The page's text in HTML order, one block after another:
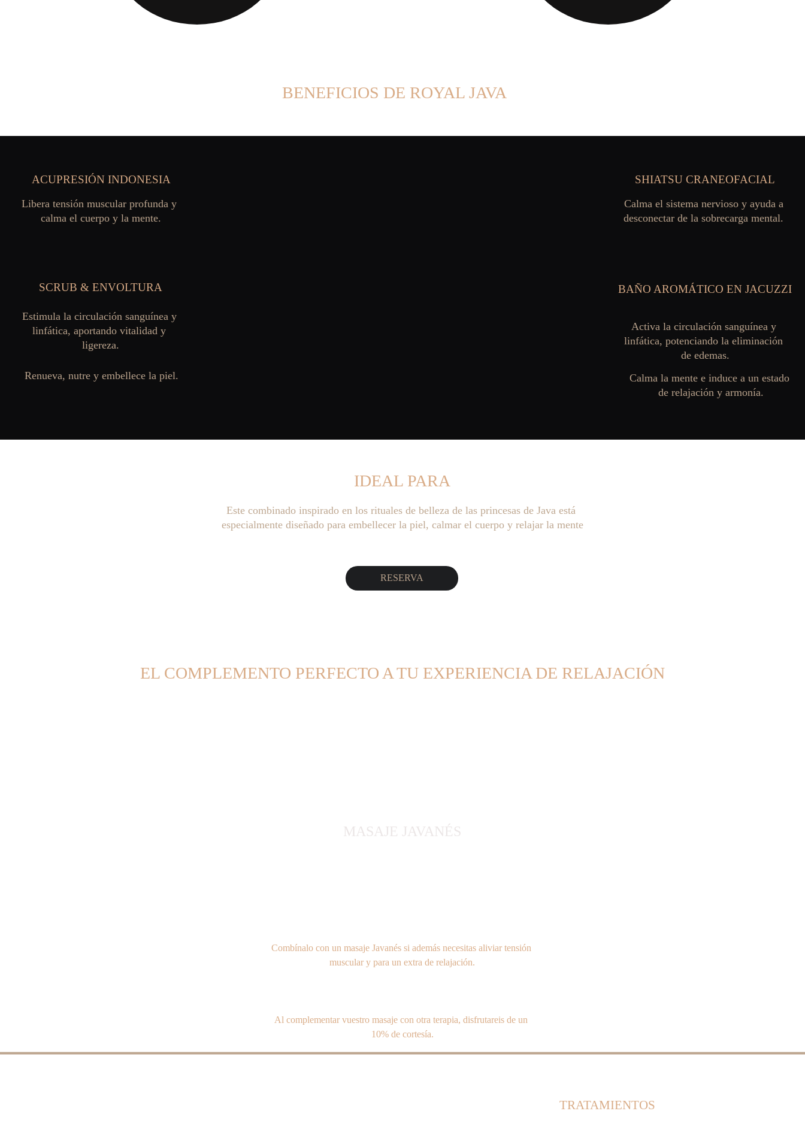
BENEFICIOS DE ROYAL JAVA
Este combinado inspirado en los rituales de belleza de las princesas de Java está
especialmente diseñado para embellecer la piel, calmar el cuerpo y relajar la mente
Libera tensión muscular profunda y
calma el cuerpo y la mente.
Estimula la circulación sanguínea y
linfática, aportando vitalidad y
ligereza.
Renueva, nutre y embellece la piel.
Calma el sistema nervioso y ayuda a
desconectar de la sobrecarga mental.
ACUPRESIÓN INDONESIA
SCRUB & ENVOLTURA
Calma la mente e induce a un estado
de relajación y armonía.
BAÑO AROMÁTICO EN JACUZZI
SHIATSU CRANEOFACIAL
IDEAL PARA
RESERVA
Activa la circulación sanguínea y
linfática, potenciando la eliminación
de edemas.
EL COMPLEMENTO PERFECTO A TU EXPERIENCIA DE RELAJACIÓN
Al complementar vuestro masaje con otra terapia, disfrutareis de un
10% de cortesía.
MASAJE JAVANÉS
Combínalo con un masaje Javanés si además necesitas aliviar tensión
muscular y para un extra de relajación.
TRATAMIENTOS